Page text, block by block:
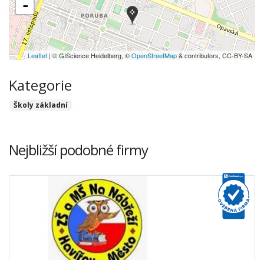
-
Leaflet | © GIScience Heidelberg, ©OpenStreetMap& contributors, CC-BY-SA
Kategorie
Školy základní
Nejbližší podobné firmy